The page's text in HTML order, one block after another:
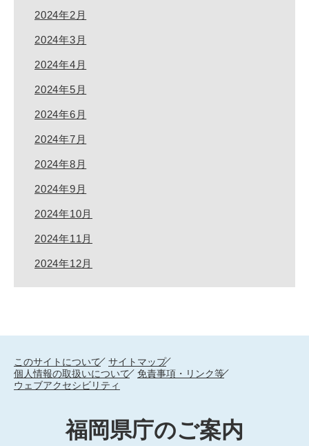
2024年2月
2024年3月
2024年4月
2024年5月
2024年6月
2024年7月
2024年8月
2024年9月
2024年10月
2024年11月
2024年12月
このサイトについて
サイトマップ
個人情報の取扱いについて
免責事項・リンク等
ウェブアクセシビリティ
福岡県庁のご案内